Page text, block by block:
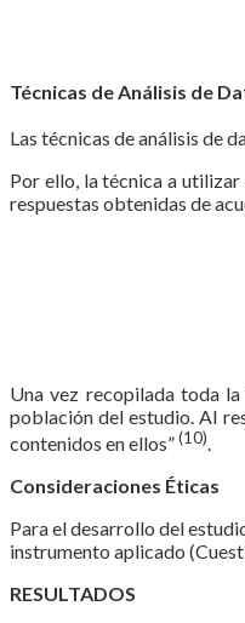
Técnicas de Análisis de
Las técnicas de análisis de
Por ello, la técnica a
respuestas obtenidas de
Una vez recopilada toda
población del estudio. Al
contenidos en ellos”(10).
Consideraciones Éticas
Para el desarrollo del
instrumento aplicado
RESULTADOS